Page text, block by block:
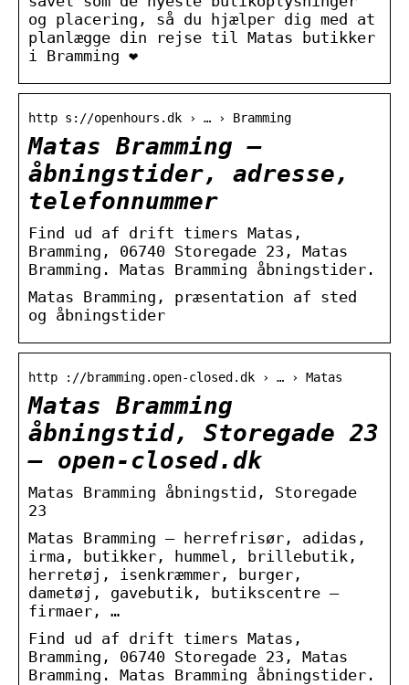
og placering, så du hjælper dig med at
planlægge din rejse til Matas butikker
i Bramming ❤
http s://openhours.dk › … › Bramming
Matas Bramming –
åbningstider, adresse,
telefonnummer
Find ud af drift timers Matas,
Bramming, 06740 Storegade 23, Matas
Bramming. Matas Bramming åbningstider.
Matas Bramming, præsentation af sted
og åbningstider
http ://bramming.open-closed.dk › … › Matas
Matas Bramming
åbningstid, Storegade 23
– open-closed.dk
Matas Bramming åbningstid, Storegade
23
Matas Bramming – herrefrisør, adidas,
irma, butikker, hummel, brillebutik,
herretøj, isenkræmmer, burger,
dametøj, gavebutik, butikscentre –
firmaer, …
Find ud af drift timers Matas,
Bramming, 06740 Storegade 23, Matas
Bramming. Matas Bramming åbningstider.